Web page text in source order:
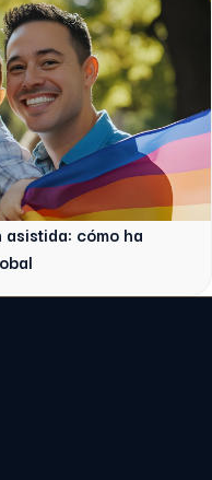
cómo ha